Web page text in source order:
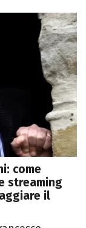
come
streaming
il